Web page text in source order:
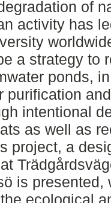
of
activity has
a strategy to
ponds,
purification
intentional
as well as
project, a
is presented,
ecological